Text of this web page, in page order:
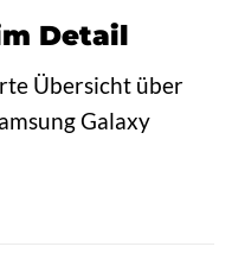
Detail
Übersicht über
Galaxy